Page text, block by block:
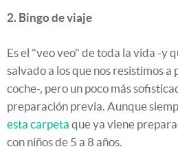
2. Bingo de viaje
Es el "veo veo" de toda la vida -y
salvado a los que nos resistimos a
coche-, pero un poco más
preparación previa. Aunque
esta carpeta que ya viene
con niños de 5 a 8 años.